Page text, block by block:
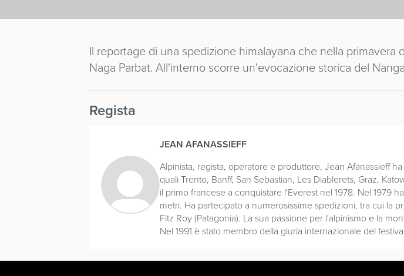
Il reportage di una spedizione himalayana che nella
Naga Parbat. All'interno scorre un'evocazione storica del
Regista
JEAN AFANASSIEFF
Alpinista, regista, operatore e produttore, Jean Afanassieff
quali Trento, Banff, San Sebastian, Les Diablerets, Graz,
il primo francese a conquistare l'Everest nel 1978. Nel 1979
metri. Ha partecipato a numerosissime spedizioni, tra cui la
Fitz Roy (Patagonia). La sua passione per l'alpinismo e la
Nel 1991 è stato membro della giuria internazionale del